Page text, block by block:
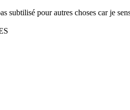
subtilisé pour autres choses car je